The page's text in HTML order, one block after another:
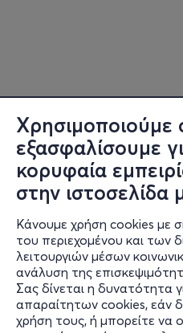
εξασφαλίσουμε
κορυφαία
στην ιστοσελίδα
Κάνουμε χρήση cookies με
του περιεχομένου και των
λειτουργιών μέσων
ανάλυση της
Σας δίνεται η δυνατότητα
απαραίτητων cookies, εάν
χρήση τους, ή μπορείτε να